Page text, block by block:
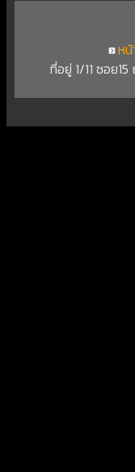
ห
ที่อยู่ 1/11 ซอย